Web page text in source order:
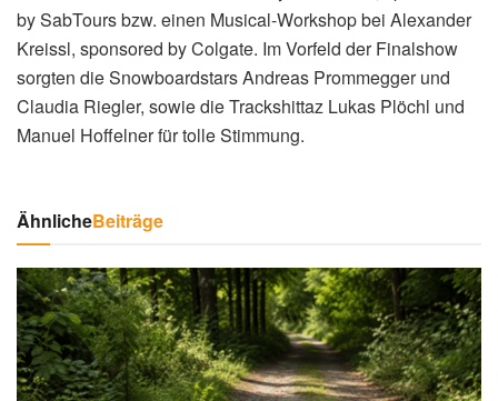
by SabTours bzw. einen Musical-Workshop bei Alexander
Kreissl, sponsored by Colgate. Im Vorfeld der Finalshow
sorgten die Snowboardstars Andreas Prommegger und
Claudia Riegler, sowie die Trackshittaz Lukas Plöchl und
Manuel Hoffelner für tolle Stimmung.
ÄhnlicheBeiträge